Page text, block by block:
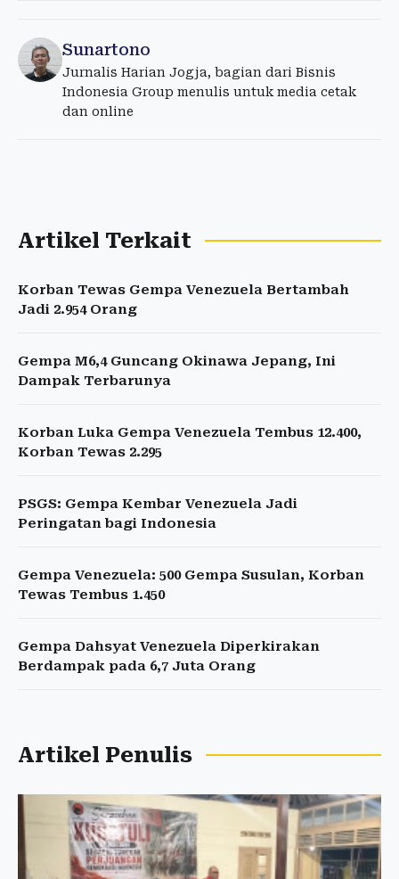
Sunartono
Jurnalis Harian Jogja, bagian dari Bisnis
Indonesia Group menulis untuk media cetak
dan online
Artikel Terkait
Korban Tewas Gempa Venezuela Bertambah
Jadi 2.954 Orang
Gempa M6,4 Guncang Okinawa Jepang, Ini
Dampak Terbarunya
Korban Luka Gempa Venezuela Tembus 12.400,
Korban Tewas 2.295
PSGS: Gempa Kembar Venezuela Jadi
Peringatan bagi Indonesia
Gempa Venezuela: 500 Gempa Susulan, Korban
Tewas Tembus 1.450
Gempa Dahsyat Venezuela Diperkirakan
Berdampak pada 6,7 Juta Orang
Artikel Penulis